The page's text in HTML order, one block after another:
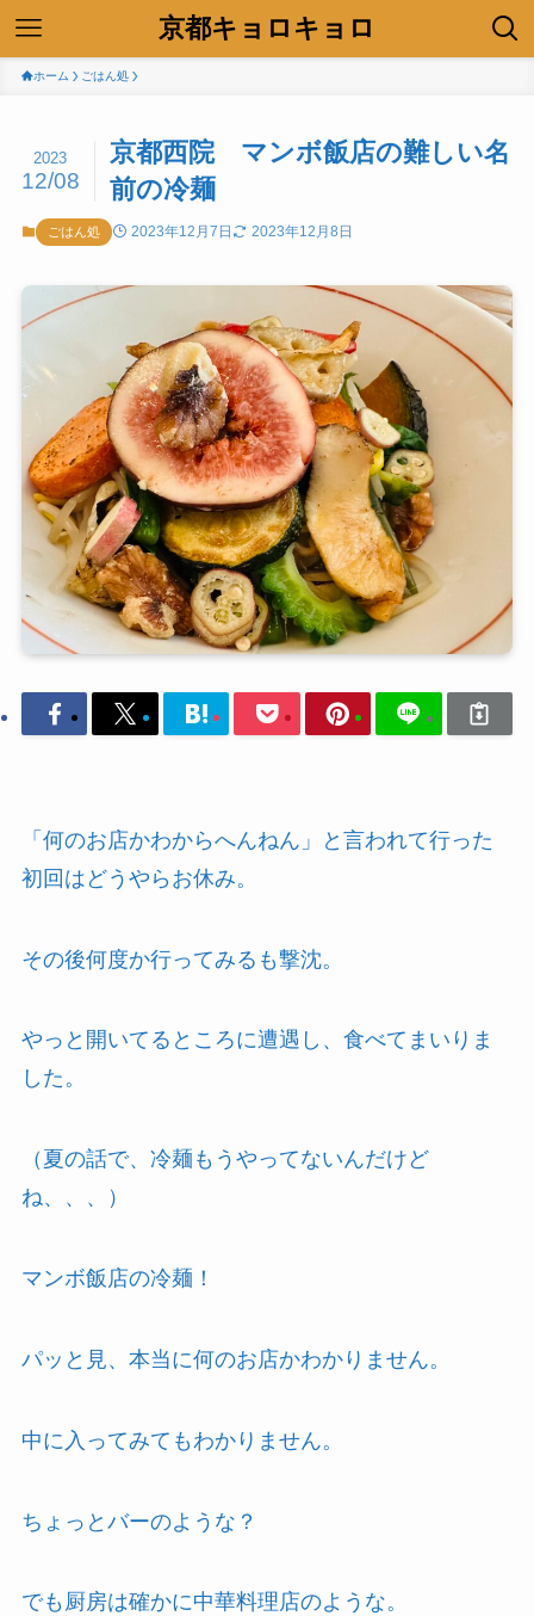
京都キョロキョロ
ホーム ごはん処
京都西院 マンボ飯店の難しい名
前の冷麺
2023
12/08
ごはん処 2023年12月7日 2023年12月8日
「何のお店かわからへんねん」と言われて行った
初回はどうやらお休み。
その後何度か行ってみるも撃沈。
やっと開いてるところに遭遇し、食べてまいりま
した。
（夏の話で、冷麺もうやってないんだけど
ね、、、）
マンボ飯店の冷麺！
パッと見、本当に何のお店かわかりません。
中に入ってみてもわかりません。
ちょっとバーのような？
でも厨房は確かに中華料理店のような。